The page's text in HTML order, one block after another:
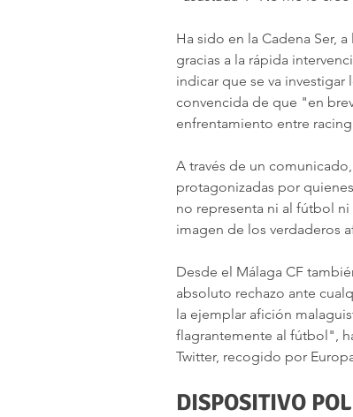
Ha sido en la Cadena Ser,
gracias a la rápida
indicar que se va investigar
convencida de que "en
enfrentamiento entre
A través de un
protagonizadas por
no representa ni al fútbol
imagen de los verdaderos
Desde el Málaga CF
absoluto rechazo ante
la ejemplar afición
flagrantemente al fútbol",
Twitter, recogido por
DISPOSITIVO